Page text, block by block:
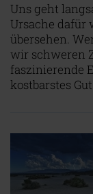
Uns geht
Ursache dafür
übersehen.
wir schweren
faszinierende
kostbarstes Gut.